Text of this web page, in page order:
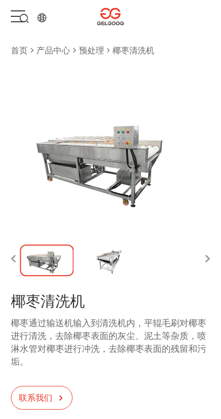
首页
关于我们
首页 产品中心 预处理 椰枣清洗机
椰枣清洗机
椰枣通过输送机输入到清洗机内，平辊毛刷对椰枣
进行清洗，去除椰枣表面的灰尘、泥土等杂质，喷
淋水管对椰枣进行冲洗，去除椰枣表面的残留和污
垢。
联系我们